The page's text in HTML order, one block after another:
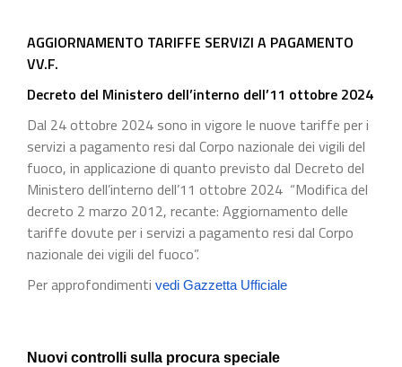
AGGIORNAMENTO TARIFFE SERVIZI A PAGAMENTO
VV.F.
Decreto del Ministero dell’interno dell’11 ottobre 2024
Dal 24 ottobre 2024 sono in vigore le nuove tariffe per i
servizi a pagamento resi dal Corpo nazionale dei vigili del
fuoco, in applicazione di quanto previsto dal Decreto del
Ministero dell’interno dell’11 ottobre 2024 “Modifica del
decreto 2 marzo 2012, recante: Aggiornamento delle
tariffe dovute per i servizi a pagamento resi dal Corpo
nazionale dei vigili del fuoco”.
Per approfondimenti vedi Gazzetta Ufficiale
Nuovi controlli sulla procura speciale